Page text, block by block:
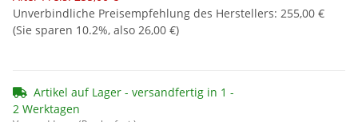
Unverbindliche Preisempfehlung des Herstellers: 255,00 €
(Sie sparen 10.2%, also 26,00 €)
Artikel auf Lager - versandfertig in 1 -
2 Werktagen